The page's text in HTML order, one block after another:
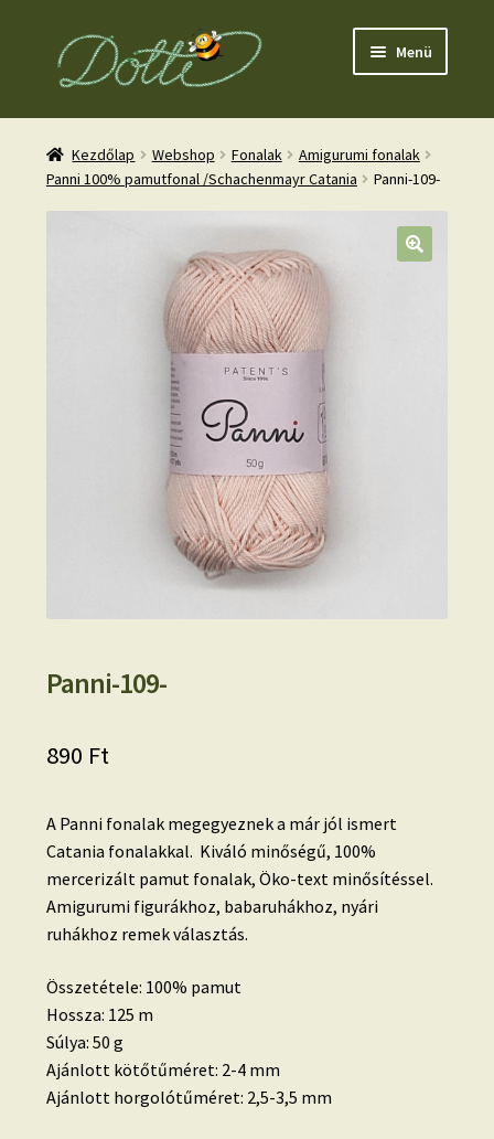
Ugrás
Kilépés
Menü
Kezdőlap Webshop Fonalak
Amigurumi fonalak
Panni 100% pamutfonal /Schachenmayr Catania
Panni-109-
Panni-109-
890 Ft
A Panni fonalak megegyeznek a már jól ismert
Catania fonalakkal. Kiváló minőségű, 100%
mercerizált pamut fonalak, Öko-text minősítéssel.
Amigurumi figurákhoz, babaruhákhoz, nyári
ruhákhoz remek választás.
Összetétele: 100% pamut
Hossza: 125 m
Súlya: 50 g
Ajánlott kötőtűméret: 2-4 mm
Ajánlott horgolótűméret: 2,5-3,5 mm